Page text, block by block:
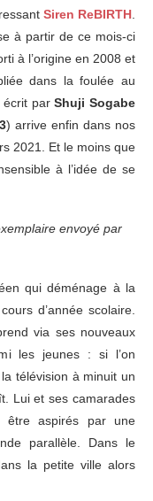
Siren ReBIRTH.
à partir de ce mois-ci
à l’origine en 2008 et
dans la foulée au
écrit parShuji Sogabe
) arrive enfin dans nos
2021. Et le moins que
à l’idée de se
envoyé par
qui déménage à la
d’année scolaire.
via ses nouveaux
les jeunes : si l’on
télévision à minuit un
Lui et ses camarades
être aspirés par une
parallèle. Dans le
la petite ville alors